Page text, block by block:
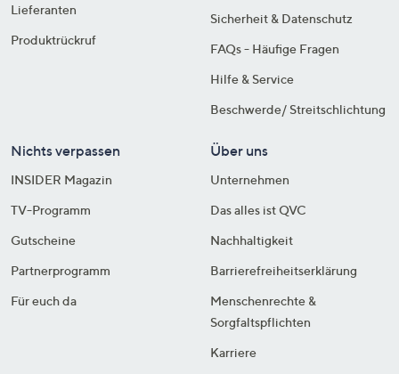
Lieferanten
Produktrückruf
Sicherheit & Datenschutz
FAQs - Häufige Fragen
Hilfe & Service
Beschwerde/ Streitschlichtung
Nichts verpassen
INSIDER Magazin
TV-Programm
Gutscheine
Partnerprogramm
Für euch da
Über uns
Unternehmen
Das alles ist QVC
Nachhaltigkeit
Barrierefreiheitserklärung
Menschenrechte &
Sorgfaltspflichten
Karriere